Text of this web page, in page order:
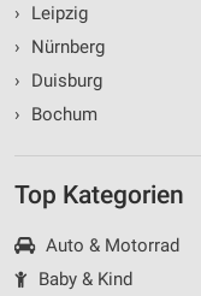
›
Leipzig
›
Nürnberg
›
Duisburg
›
Bochum
Top Kategorien
Auto & Motorrad
Baby & Kind